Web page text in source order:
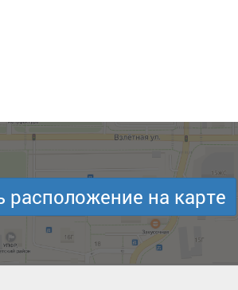
расположение на карте